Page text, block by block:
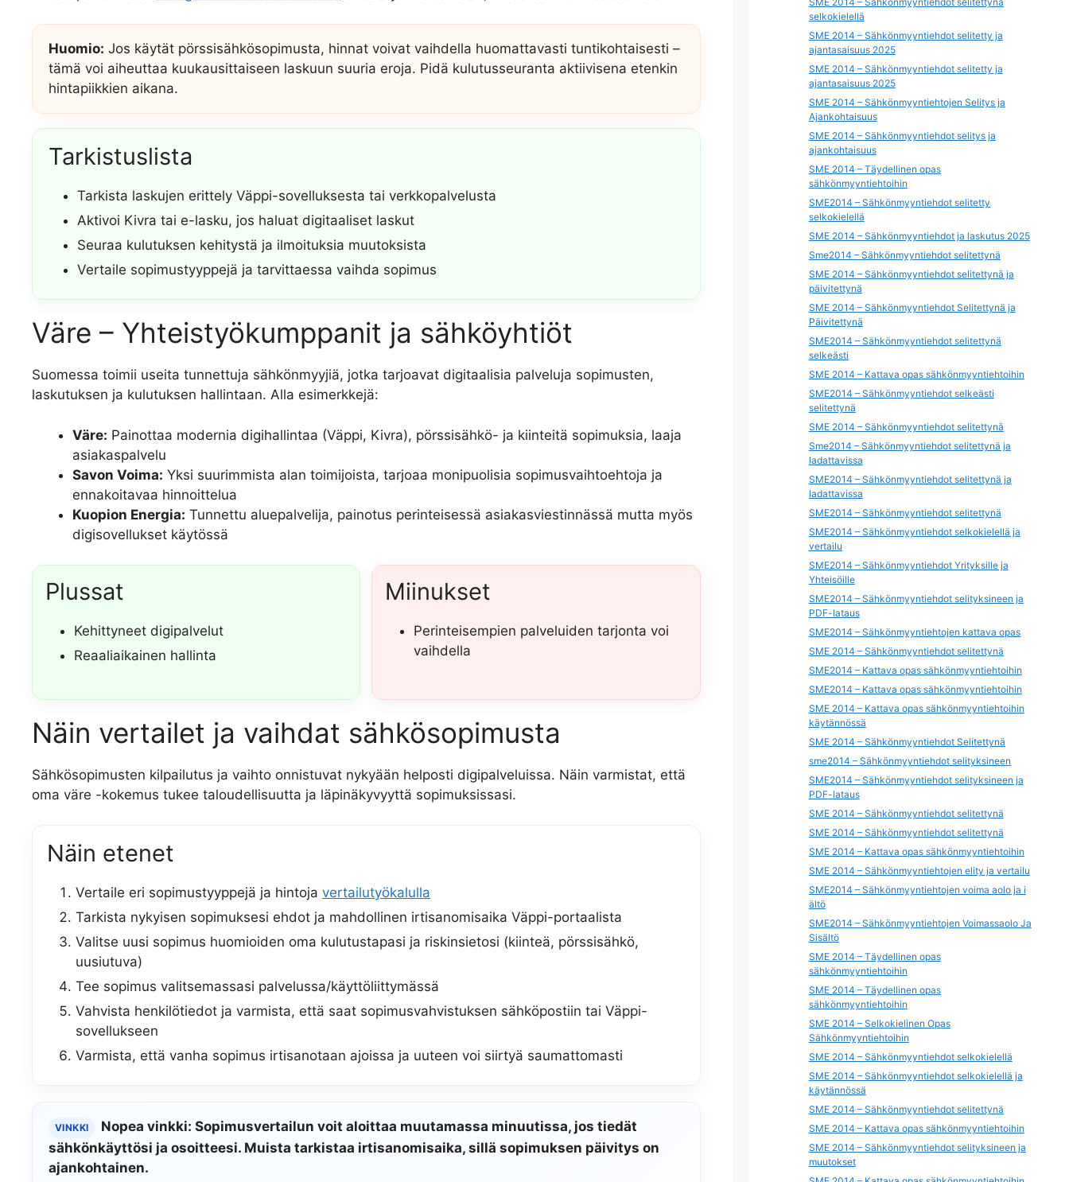
Huomio: Jos käytät pörssisähkösopimusta, hinnat voivat vaihdella huomattavasti tuntikohtaisesti –
tämä voi aiheuttaa kuukausittaiseen laskuun suuria eroja. Pidä kulutusseuranta aktiivisena etenkin
hintapiikkien aikana.
Tarkistuslista
Tarkista laskujen erittely Väppi-sovelluksesta tai verkkopalvelusta
Aktivoi Kivra tai e-lasku, jos haluat digitaaliset laskut
Seuraa kulutuksen kehitystä ja ilmoituksia muutoksista
Vertaile sopimustyyppejä ja tarvittaessa vaihda sopimus
Väre – Yhteistyökumppanit ja sähköyhtiöt
Suomessa toimii useita tunnettuja sähkönmyyjiä, jotka tarjoavat digitaalisia palveluja sopimusten,
laskutuksen ja kulutuksen hallintaan. Alla esimerkkejä:
Väre: Painottaa modernia digihallintaa (Väppi, Kivra), pörssisähkö- ja kiinteitä sopimuksia, laaja
asiakaspalvelu
Savon Voima: Yksi suurimmista alan toimijoista, tarjoaa monipuolisia sopimusvaihtoehtoja ja
ennakoitavaa hinnoittelua
Kuopion Energia: Tunnettu aluepalvelija, painotus perinteisessä asiakasviestinnässä mutta myös
digisovellukset käytössä
Plussat
Kehittyneet digipalvelut
Reaaliaikainen hallinta
Miinukset
Perinteisempien palveluiden tarjonta voi
vaihdella
Näin vertailet ja vaihdat sähkösopimusta
Sähkösopimusten kilpailutus ja vaihto onnistuvat nykyään helposti digipalveluissa. Näin varmistat, että
oma väre -kokemus tukee taloudellisuutta ja läpinäkyvyyttä sopimuksissasi.
Näin etenet
Vertaile eri sopimustyyppejä ja hintoja vertailutyökalulla
Tarkista nykyisen sopimuksesi ehdot ja mahdollinen irtisanomisaika Väppi-portaalista
Valitse uusi sopimus huomioiden oma kulutustapasi ja riskinsietosi (kiinteä, pörssisähkö,
uusiutuva)
Tee sopimus valitsemassasi palvelussa/käyttöliittymässä
Vahvista henkilötiedot ja varmista, että saat sopimusvahvistuksen sähköpostiin tai Väppi-
sovellukseen
Varmista, että vanha sopimus irtisanotaan ajoissa ja uuteen voi siirtyä saumattomasti
VINKKI
Nopea vinkki: Sopimusvertailun voit aloittaa muutamassa minuutissa, jos tiedät
sähkönkäyttösi ja osoitteesi. Muista tarkistaa irtisanomisaika, sillä sopimuksen päivitys on
ajankohtainen.
selkokielellä
SME 2014 – Sähkönmyyntiehdot selitetty ja
ajantasaisuus 2025
SME 2014 – Sähkönmyyntiehdot selitetty ja
ajantasaisuus 2025
SME 2014 – Sähkönmyyntiehtojen Selitys ja
Ajankohtaisuus
SME 2014 – Sähkönmyyntiehdot selitys ja
ajankohtaisuus
SME 2014 – Täydellinen opas
sähkönmyyntiehtoihin
SME2014 – Sähkönmyyntiehdot selitetty
selkokielellä
SME 2014 – Sähkönmyyntiehdot ja laskutus 2025
Sme2014 – Sähkönmyyntiehdot selitettynä
SME 2014 – Sähkönmyyntiehdot selitettynä ja
päivitettynä
SME 2014 – Sähkönmyyntiehdot Selitettynä ja
Päivitettynä
SME2014 – Sähkönmyyntiehdot selitettynä
selkeästi
SME 2014 – Kattava opas sähkönmyyntiehtoihin
SME2014 – Sähkönmyyntiehdot selkeästi
selitettynä
SME 2014 – Sähkönmyyntiehdot selitettynä
Sme2014 – Sähkönmyyntiehdot selitettynä ja
ladattavissa
SME2014 – Sähkönmyyntiehdot selitettynä ja
ladattavissa
SME2014 – Sähkönmyyntiehdot selitettynä
SME2014 – Sähkönmyyntiehdot selkokielellä ja
vertailu
SME2014 – Sähkönmyyntiehdot Yrityksille ja
Yhteisöille
SME2014 – Sähkönmyyntiehdot selityksineen ja
PDF-lataus
SME2014 – Sähkönmyyntiehtojen kattava opas
SME 2014 – Sähkönmyyntiehdot selitettynä
SME2014 – Kattava opas sähkönmyyntiehtoihin
SME2014 – Kattava opas sähkönmyyntiehtoihin
SME 2014 – Kattava opas sähkönmyyntiehtoihin
käytännössä
SME 2014 – Sähkönmyyntiehdot Selitettynä
sme2014 – Sähkönmyyntiehdot selityksineen
SME2014 – Sähkönmyyntiehdot selityksineen ja
PDF-lataus
SME 2014 – Sähkönmyyntiehdot selitettynä
SME 2014 – Sähkönmyyntiehdot selitettynä
SME 2014 – Kattava opas sähkönmyyntiehtoihin
SME 2014 – Sähkönmyyntiehtojen elity ja vertailu
SME2014 – Sähkönmyyntiehtojen voima aolo ja i
ältö
SME2014 – Sähkönmyyntiehtojen Voimassaolo Ja
Sisältö
SME 2014 – Täydellinen opas
sähkönmyyntiehtoihin
SME 2014 – Täydellinen opas
sähkönmyyntiehtoihin
SME 2014 – Selkokielinen Opas
Sähkönmyyntiehtoihin
SME 2014 – Sähkönmyyntiehdot selkokielellä
SME 2014 – Sähkönmyyntiehdot selkokielellä ja
käytännössä
SME 2014 – Sähkönmyyntiehdot selitettynä
SME 2014 – Kattava opas sähkönmyyntiehtoihin
SME 2014 – Sähkönmyyntiehdot selityksineen ja
muutokset